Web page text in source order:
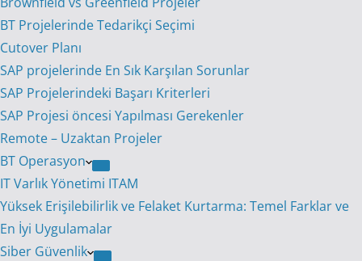
BT Projelerinde Tedarikçi Seçimi
Cutover Planı
SAP projelerinde En Sık Karşılan Sorunlar
SAP Projelerindeki Başarı Kriterleri
SAP Projesi öncesi Yapılması Gerekenler
Remote – Uzaktan Projeler
BT Operasyon
IT Varlık Yönetimi ITAM
Yüksek Erişilebilirlik ve Felaket Kurtarma: Temel Farklar ve
En İyi Uygulamalar
Siber Güvenlik